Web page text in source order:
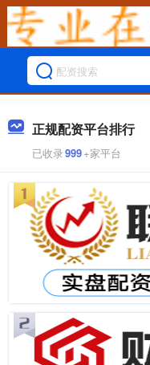
正规配资平台排行
已收录999+家平台